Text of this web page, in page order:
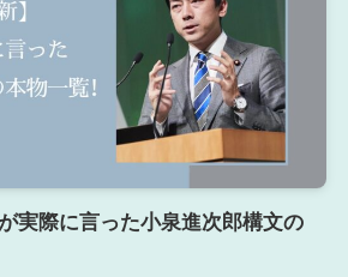
実際に言った小泉進次郎構文の